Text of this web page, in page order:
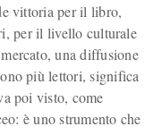
vittoria per il libro,
per il livello culturale
una diffusione
più lettori, significa
poi visto, come
è uno strumento che